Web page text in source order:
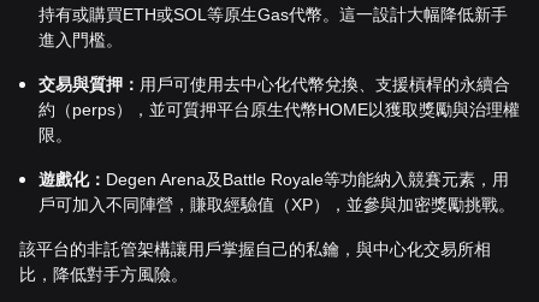
持有或購買ETH或SOL等原生Gas代幣。這一設計大幅降低新手
進入門檻。
交易與質押： 用戶可使用去中心化代幣兌換、支援槓桿的永續合
約（perps），並可質押平台原生代幣HOME以獲取獎勵與治理權
限。
遊戲化： Degen Arena及Battle Royale等功能納入競賽元素，用
戶可加入不同陣營，賺取經驗值（XP），並參與加密獎勵挑戰。
該平台的非託管架構讓用戶掌握自己的私鑰，與中心化交易所相
比，降低對手方風險。